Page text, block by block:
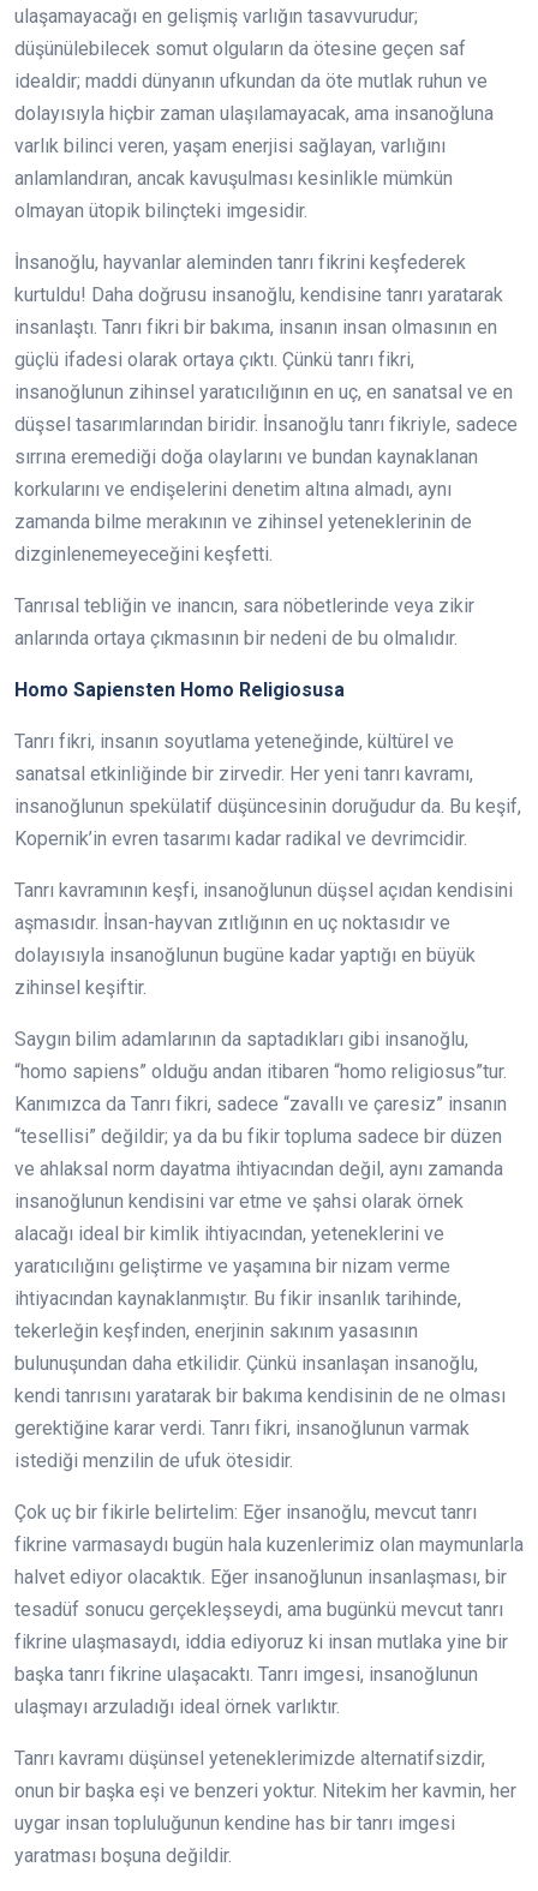
ulaşamayacağı en gelişmiş varlığın tasavvurudur;
düşünülebilecek somut olguların da ötesine geçen saf
idealdir; maddi dünyanın ufkundan da öte mutlak ruhun ve
dolayısıyla hiçbir zaman ulaşılamayacak, ama insanoğluna
varlık bilinci veren, yaşam enerjisi sağlayan, varlığını
anlamlandıran, ancak kavuşulması kesinlikle mümkün
olmayan ütopik bilinçteki imgesidir.
İnsanoğlu, hayvanlar aleminden tanrı fikrini keşfederek
kurtuldu! Daha doğrusu insanoğlu, kendisine tanrı yaratarak
insanlaştı. Tanrı fikri bir bakıma, insanın insan olmasının en
güçlü ifadesi olarak ortaya çıktı. Çünkü tanrı fikri,
insanoğlunun zihinsel yaratıcılığının en uç, en sanatsal ve en
düşsel tasarımlarından biridir. İnsanoğlu tanrı fikriyle, sadece
sırrına eremediği doğa olaylarını ve bundan kaynaklanan
korkularını ve endişelerini denetim altına almadı, aynı
zamanda bilme merakının ve zihinsel yeteneklerinin de
dizginlenemeyeceğini keşfetti.
Tanrısal tebliğin ve inancın, sara nöbetlerinde veya zikir
anlarında ortaya çıkmasının bir nedeni de bu olmalıdır.
Homo Sapiensten Homo Religiosusa
Tanrı fikri, insanın soyutlama yeteneğinde, kültürel ve
sanatsal etkinliğinde bir zirvedir. Her yeni tanrı kavramı,
insanoğlunun spekülatif düşüncesinin doruğudur da. Bu keşif,
Kopernik’in evren tasarımı kadar radikal ve devrimcidir.
Tanrı kavramının keşfi, insanoğlunun düşsel açıdan kendisini
aşmasıdır. İnsan-hayvan zıtlığının en uç noktasıdır ve
dolayısıyla insanoğlunun bugüne kadar yaptığı en büyük
zihinsel keşiftir.
Saygın bilim adamlarının da saptadıkları gibi insanoğlu,
“homo sapiens” olduğu andan itibaren “homo religiosus”tur.
Kanımızca da Tanrı fikri, sadece “zavallı ve çaresiz” insanın
“tesellisi” değildir; ya da bu fikir topluma sadece bir düzen
ve ahlaksal norm dayatma ihtiyacından değil, aynı zamanda
insanoğlunun kendisini var etme ve şahsi olarak örnek
alacağı ideal bir kimlik ihtiyacından, yeteneklerini ve
yaratıcılığını geliştirme ve yaşamına bir nizam verme
ihtiyacından kaynaklanmıştır. Bu fikir insanlık tarihinde,
tekerleğin keşfinden, enerjinin sakınım yasasının
bulunuşundan daha etkilidir. Çünkü insanlaşan insanoğlu,
kendi tanrısını yaratarak bir bakıma kendisinin de ne olması
gerektiğine karar verdi. Tanrı fikri, insanoğlunun varmak
istediği menzilin de ufuk ötesidir.
Çok uç bir fikirle belirtelim: Eğer insanoğlu, mevcut tanrı
fikrine varmasaydı bugün hala kuzenlerimiz olan maymunlarla
halvet ediyor olacaktık. Eğer insanoğlunun insanlaşması, bir
tesadüf sonucu gerçekleşseydi, ama bugünkü mevcut tanrı
fikrine ulaşmasaydı, iddia ediyoruz ki insan mutlaka yine bir
başka tanrı fikrine ulaşacaktı. Tanrı imgesi, insanoğlunun
ulaşmayı arzuladığı ideal örnek varlıktır.
Tanrı kavramı düşünsel yeteneklerimizde alternatifsizdir,
onun bir başka eşi ve benzeri yoktur. Nitekim her kavmin, her
uygar insan topluluğunun kendine has bir tanrı imgesi
yaratması boşuna değildir.